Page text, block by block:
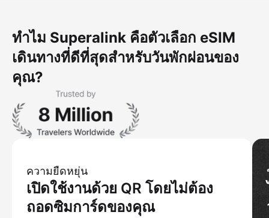
ทำไม Superalink คือตัวเลือก eSIM
เดินทางที่ดีที่สุดสำหรับวันพักผ่อนของ
คุณ?
ความยืดหยุ่น
เปิดใช้งานด้วย QR โดยไม่ต้อง
ถอดซิมการ์ดของคุณ